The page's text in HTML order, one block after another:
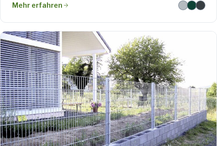
Mehr erfahren